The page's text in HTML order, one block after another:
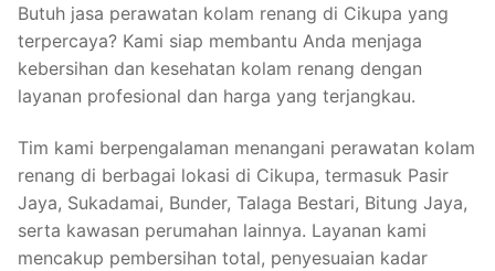
Butuh jasa perawatan kolam renang di Cikupa yang
terpercaya? Kami siap membantu Anda menjaga
kebersihan dan kesehatan kolam renang dengan
layanan profesional dan harga yang terjangkau.
Tim kami berpengalaman menangani perawatan kolam
renang di berbagai lokasi di Cikupa, termasuk Pasir
Jaya, Sukadamai, Bunder, Talaga Bestari, Bitung Jaya,
serta kawasan perumahan lainnya. Layanan kami
mencakup pembersihan total, penyesuaian kadar